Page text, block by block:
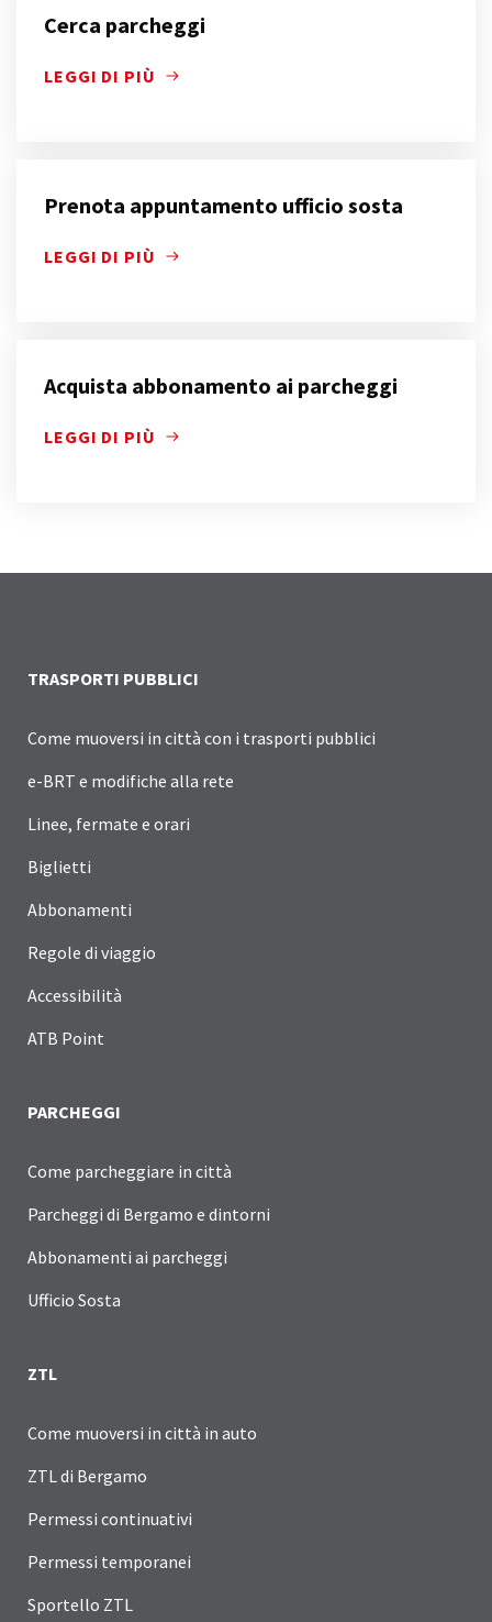
Cerca parcheggi
LEGGI DI PIÙ
Prenota appuntamento ufficio sosta
LEGGI DI PIÙ
Acquista abbonamento ai parcheggi
LEGGI DI PIÙ
TRASPORTI PUBBLICI
Come muoversi in città con i trasporti pubblici
e-BRT e modifiche alla rete
Linee, fermate e orari
Biglietti
Abbonamenti
Regole di viaggio
Accessibilità
ATB Point
PARCHEGGI
Come parcheggiare in città
Parcheggi di Bergamo e dintorni
Abbonamenti ai parcheggi
Ufficio Sosta
ZTL
Come muoversi in città in auto
ZTL di Bergamo
Permessi continuativi
Permessi temporanei
Sportello ZTL